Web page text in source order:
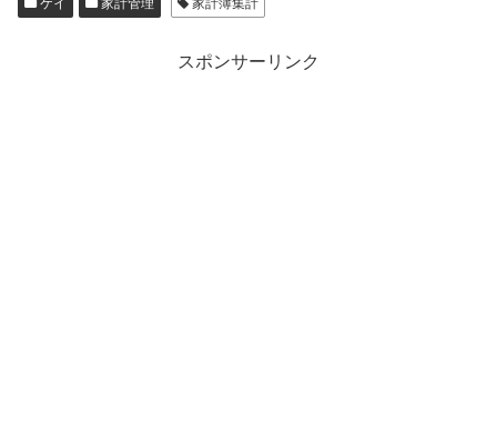
ケイ 家計管理 家計簿集計
スポンサーリンク